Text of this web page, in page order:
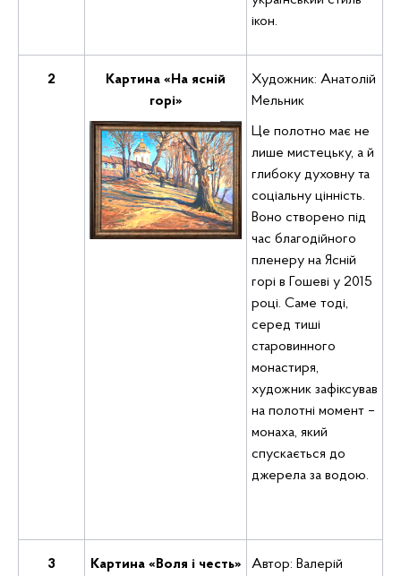
ікон.
2
Картина «На ясній
горі»
Художник: Анатолій
Мельник
Це полотно має не
лише мистецьку, а й
глибоку духовну та
соціальну цінність.
Воно створено під
час благодійного
пленеру на Ясній
горі в Гошеві у 2015
році. Саме тоді,
серед тиші
старовинного
монастиря,
художник зафіксував
на полотні момент –
монаха, який
спускається до
джерела за водою.
3 Картина « Воля і честь»
Автор: Валерій